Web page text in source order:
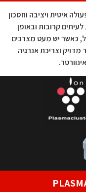
וחסכון
קרובותובאופן
כאשר יש מעטמצרכים
מדויק וצריכת אנרגיה